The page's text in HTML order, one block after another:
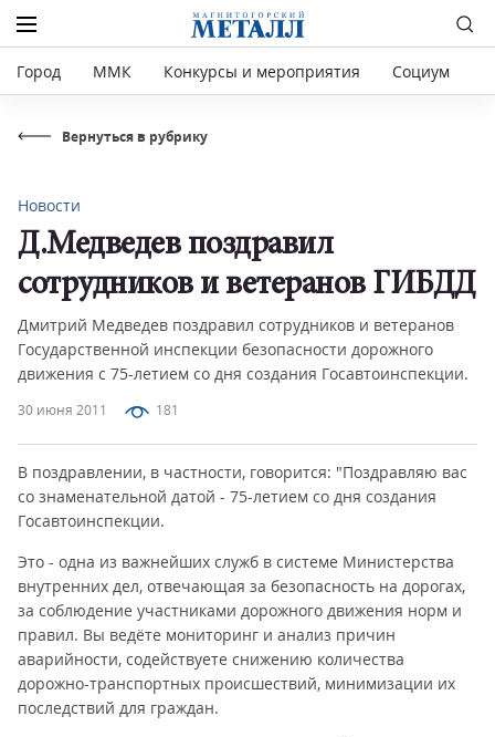
Город ММК Конкурсы и мероприятия Социум
Вернуться в рубрику
30 июня 2011 181
Новости
Д.Медведев поздравил
сотрудников и ветеранов ГИБДД
Дмитрий Медведев поздравил сотрудников и ветеранов
Государственной инспекции безопасности дорожного
движения с 75-летием со дня создания Госавтоинспекции.
В поздравлении, в частности, говорится: "Поздравляю вас
со знаменательной датой - 75-летием со дня создания
Госавтоинспекции.
Это - одна из важнейших служб в системе Министерства
внутренних дел, отвечающая за безопасность на дорогах,
за соблюдение участниками дорожного движения норм и
правил. Вы ведёте мониторинг и анализ причин
аварийности, содействуете снижению количества
дорожно-транспортных происшествий, минимизации их
последствий для граждан.